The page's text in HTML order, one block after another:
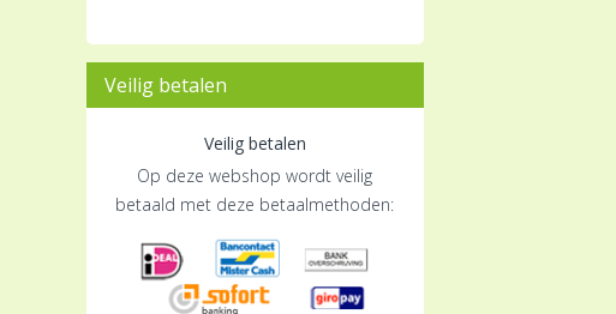
Veilig betalen
Veilig betalen
Op deze webshop wordt veilig
betaald met deze betaalmethoden: